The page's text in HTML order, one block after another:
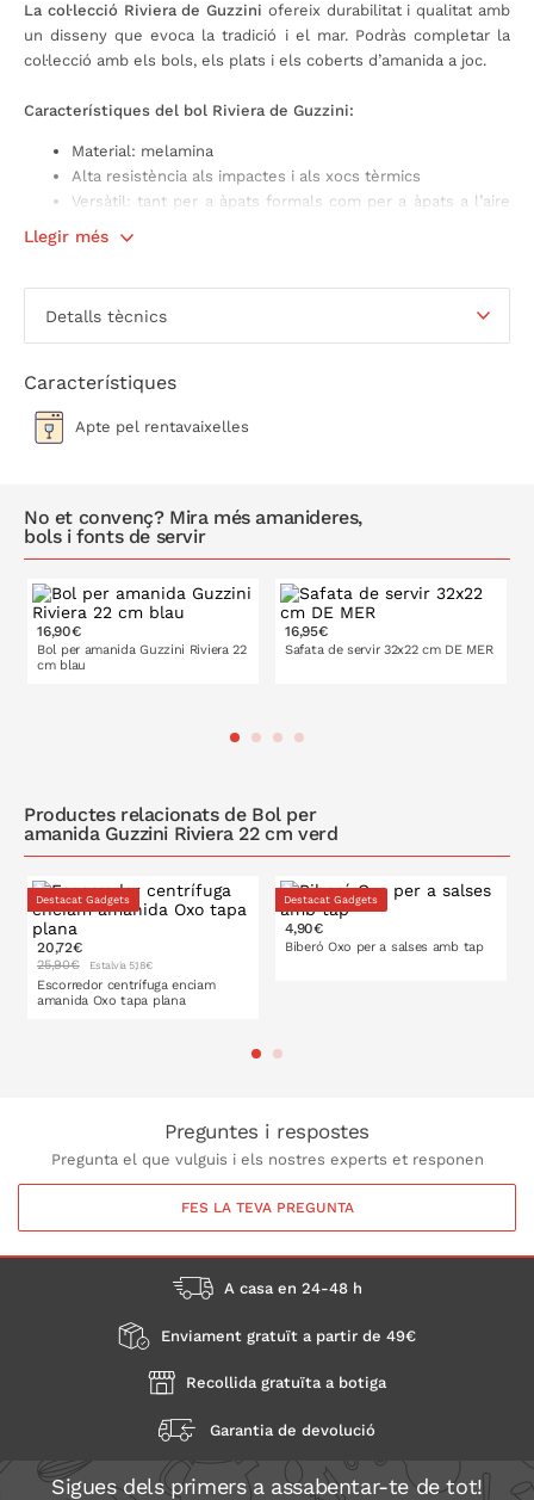
La col·lecció Riviera de Guzzini ofereix durabilitat i qualitat amb
un disseny que evoca la tradició i el mar. Podràs completar la
col·lecció amb els bols, els plats i els coberts d’amanida a joc.
Característiques del bol Riviera de Guzzini:
Material: melamina
Alta resistència als impactes i als xocs tèrmics
Versàtil: tant per a àpats formals com per a àpats a l’aire
lliure
Llegir més
Detalls tècnics
Característiques
Apte pel rentavaixelles
No et convenç? Mira més amanideres,
bols i fonts de servir
16,90€
Bol per amanida Guzzini Riviera 22
cm blau
16,95€
Safata de servir 32x22 cm DE MER
Productes relacionats de Bol per
amanida Guzzini Riviera 22 cm verd
Destacat Gadgets
20,72€
25,90€ Estalvia 5,18€
Escorredor centrífuga enciam
amanida Oxo tapa plana
Destacat Gadgets
4,90€
Biberó Oxo per a salses amb tap
Preguntes i respostes
Pregunta el que vulguis i els nostres experts et responen
FES LA TEVA PREGUNTA
A casa en 24-48 h
Enviament gratuït a partir de 49€
Recollida gratuïta a botiga
Garantia de devolució
Sigues dels primers a assabentar-te de tot!